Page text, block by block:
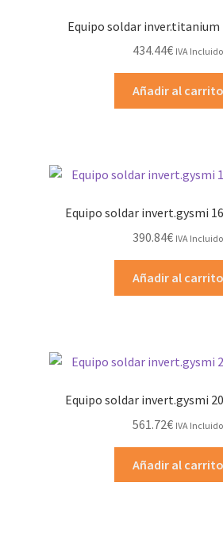
Equipo soldar inver.titanium
434.44€ IVA Incluido
Añadir al carrito
Equipo soldar invert.gysmi
390.84€ IVA Incluido
Añadir al carrito
Equipo soldar invert.gysmi
561.72€ IVA Incluido
Añadir al carrito